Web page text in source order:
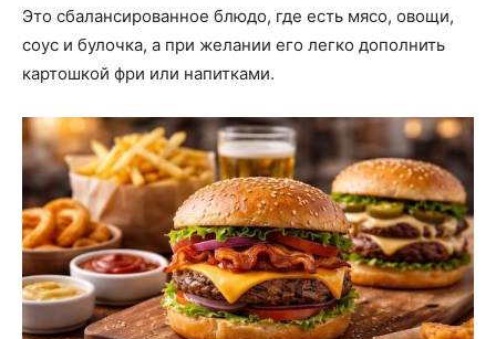
Это сбалансированное блюдо, где есть мясо, овощи,
соус и булочка, а при желании его легко дополнить
картошкой фри или напитками.